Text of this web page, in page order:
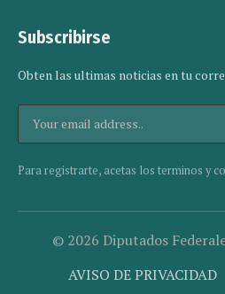
Subscribirse
Obten las ultimas noticias en tu
Para registrarte, acetas los terminos y
© 2026 Diputados
AVISO DE PRIVACIDAD